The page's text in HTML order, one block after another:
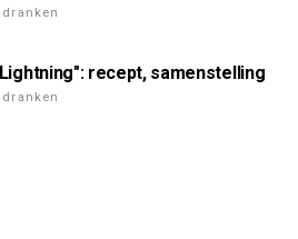
recept, samenstelling